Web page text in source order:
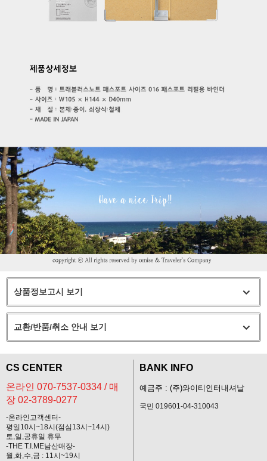
상품정보고시 보기
교환/반품/취소 안내 보기
CS CENTER
온라인 070-7537-0334 / 매
장 02-3789-0277
-온라인고객센터-
평일10시~18시(점심13시~14시)
토,일,공휴일 휴무
-THE T.I.ME남산매장-
월,화,수,금 : 11시~19시
BANK INFO
예금주 : (주)와이티인터내셔날
국민 019601-04-310043